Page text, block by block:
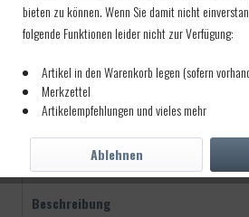
Flint, Achat,
20x22x4,5
Artikel-Nr.:1330080
5,50 € *
inkl. MwSt.zzgl. Versandkosten
Lieferzeit ca. 5 Tage
Beschreibung
bieten zu können. Wenn Sie damit nicht
folgende Funktionen leider nicht zur Verfügung:
Artikel in den Warenkorb legen (sofern
Merkzettel
Artikelempfehlungen und vieles mehr
Ablehnen